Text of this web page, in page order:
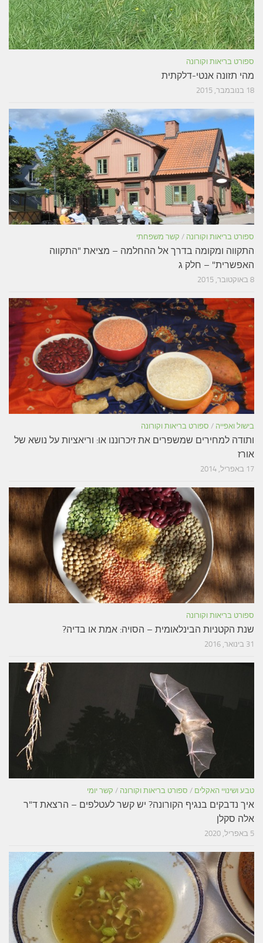
ספורט בריאות וקורונה
מהי תזונה אנטי-דלקתית
18 בנובמבר, 2015
ספורט בריאות וקורונה / קשר משפחתי
התקווה ומקומה בדרך אל ההחלמה – מציאת "התקווה
האפשרית" – חלק ג
8 באוקטובר, 2015
בישול ואפייה / ספורט בריאות וקורונה
ותודה למחירים שמשפרים את זיכרוננו או: וריאציות על נושא של
אורז
17 באפריל, 2014
ספורט בריאות וקורונה
שנת הקטניות הבינלאומית – הסויה: אמת או בדיה?
31 בינואר, 2016
טבע ושינויי האקלים / ספורט בריאות וקורונה / קשר יומי
איך נדבקים בנגיף הקורונה? יש קשר לעטלפים – הרצאת ד"ר
אלה סקלן
5 באפריל, 2020